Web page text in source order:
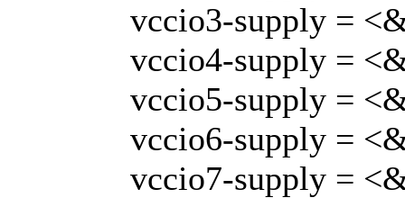
vccio3-supply =
vccio4-supply =
vccio5-supply =
vccio6-supply =
vccio7-supply =